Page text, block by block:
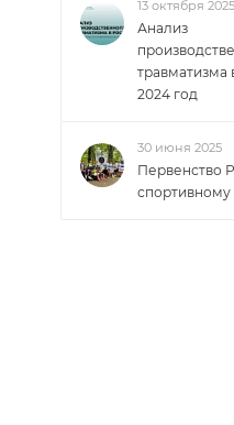
13 октября 2025
Анализ
травматизма
2024 год
30 июня 2025
Первенство
спортивному